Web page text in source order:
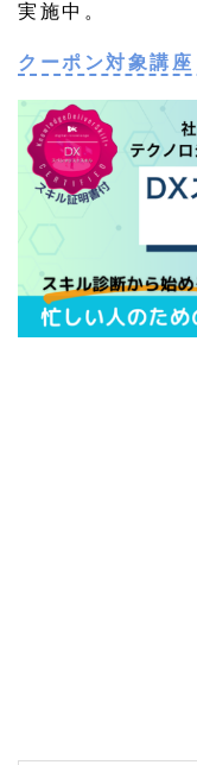
実施中。
クーポン対象講座